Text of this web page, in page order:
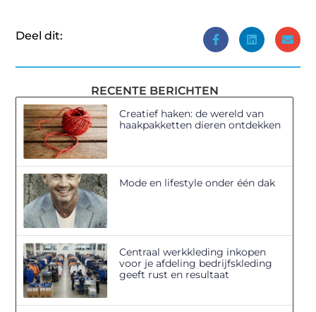
Deel dit:
RECENTE BERICHTEN
Creatief haken: de wereld van
haakpakketten dieren ontdekken
Mode en lifestyle onder één dak
Centraal werkkleding inkopen
voor je afdeling bedrijfskleding
geeft rust en resultaat